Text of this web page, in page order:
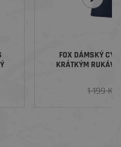
FOX DÁMSKÝ
KRÁTKÝM
1 199 Kč